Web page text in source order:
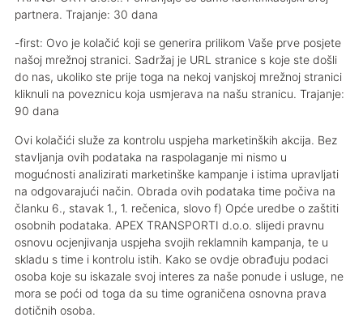
partnera. Trajanje: 30 dana
-first: Ovo je kolačić koji se generira prilikom Vaše prve posjete
našoj mrežnoj stranici. Sadržaj je URL stranice s koje ste došli
do nas, ukoliko ste prije toga na nekoj vanjskoj mrežnoj stranici
kliknuli na poveznicu koja usmjerava na našu stranicu. Trajanje:
90 dana
Ovi kolačići služe za kontrolu uspjeha marketinških akcija. Bez
stavljanja ovih podataka na raspolaganje mi nismo u
mogućnosti analizirati marketinške kampanje i istima upravljati
na odgovarajući način. Obrada ovih podataka time počiva na
članku 6., stavak 1., 1. rečenica, slovo f) Opće uredbe o zaštiti
osobnih podataka. APEX TRANSPORTI d.o.o. slijedi pravnu
osnovu ocjenjivanja uspjeha svojih reklamnih kampanja, te u
skladu s time i kontrolu istih. Kako se ovdje obrađuju podaci
osoba koje su iskazale svoj interes za naše ponude i usluge, ne
mora se poći od toga da su time ograničena osnovna prava
dotičnih osoba.